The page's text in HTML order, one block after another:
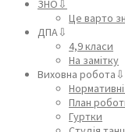
ЗНО⇩
Це варто
ДПА⇩
4,9 класи
На замітку
Виховна робота⇩
План
Гуртки